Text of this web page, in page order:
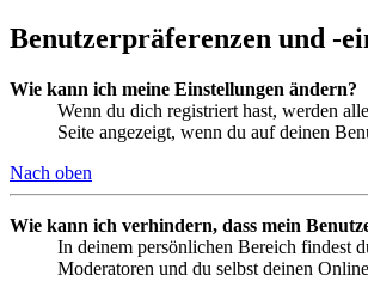
Benutzerpräferenzen und -
Wie kann ich meine Einstellungen ändern?
Wenn du dich registriert hast, werden
Seite angezeigt, wenn du auf deinen
Nach oben
Wie kann ich verhindern, dass mein
In deinem persönlichen Bereich findest
Moderatoren und du selbst deinen